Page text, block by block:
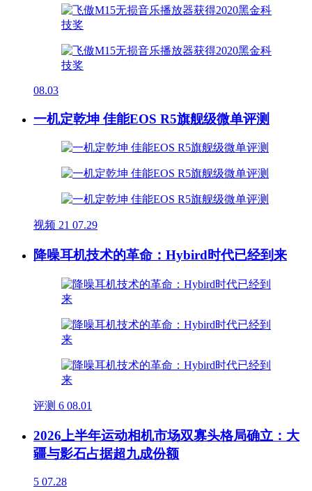
08.03
一机定乾坤 佳能EOS R5旗舰级微单评测
视频 21 07.29
降噪耳机技术的革命：Hybird时代已经到来
评测 6 08.01
2026上半年运动相机市场双寡头格局确立：大
疆与影石占据超九成份额
5 07.28